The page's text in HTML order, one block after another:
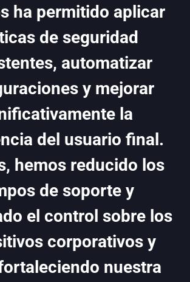
ha permitido aplicar
de seguridad
automatizar
y mejorar
la
del usuario final.
hemos reducido los
de soporte y
el control sobre los
corporativos y
nuestra